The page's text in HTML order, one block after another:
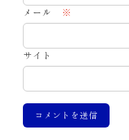
メール ※
サイト